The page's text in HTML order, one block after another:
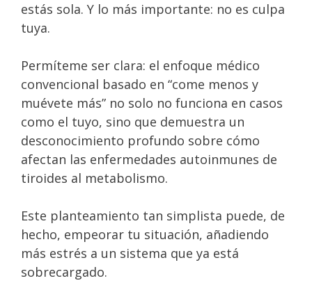
estás sola. Y lo más importante: no es culpa
tuya.
Permíteme ser clara: el enfoque médico
convencional basado en “come menos y
muévete más” no solo no funciona en casos
como el tuyo, sino que demuestra un
desconocimiento profundo sobre cómo
afectan las enfermedades autoinmunes de
tiroides al metabolismo.
Este planteamiento tan simplista puede, de
hecho, empeorar tu situación, añadiendo
más estrés a un sistema que ya está
sobrecargado.